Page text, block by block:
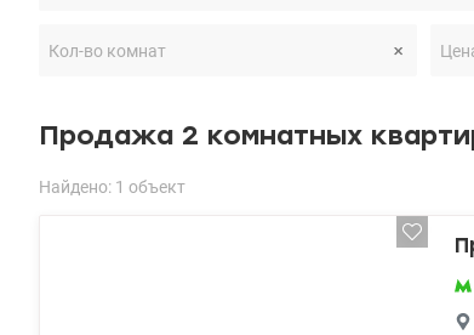
Продажа 2 комнатных
Найдено: 1 объект